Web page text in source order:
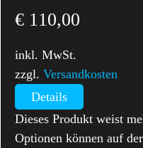
€ 110,00
inkl. MwSt.
zzgl.Versandkosten
Details
Dieses Produkt weist
Optionen können auf